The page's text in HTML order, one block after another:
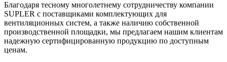
Благодаря тесному многолетнему сотрудничеству компании
SUPLER с поставщиками комплектующих для
вентиляционных систем, а также наличию собственной
производственной площадки, мы предлагаем нашим клиентам
надежную сертифицированную продукцию по доступным
ценам.